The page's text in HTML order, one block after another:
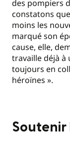
des pompiers
constatons
moins les
marqué son
cause, elle,
travaille déjà à
toujours en
héroïnes ».
Soutenir